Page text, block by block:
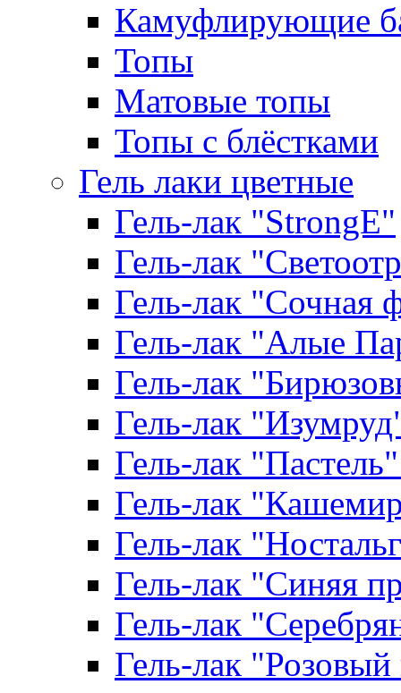
Камуфлирующие
Топы
Матовые топы
Топы с блёстками
Гель лаки цветные
Гель-лак "StrongE"
Гель-лак
Гель-лак "Сочная
Гель-лак "Алые
Гель-лак
Гель-лак
Гель-лак
Гель-лак
Гель-лак
Гель-лак "Синяя
Гель-лак
Гель-лак